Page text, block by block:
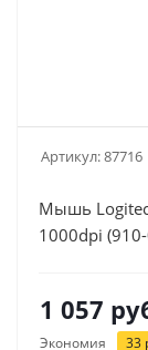
Артикул:87716
Мышь
1000dpi
1 057
Экономия 33